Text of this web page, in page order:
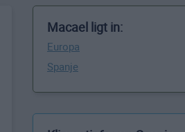
Macael ligt in:
Europa
Spanje